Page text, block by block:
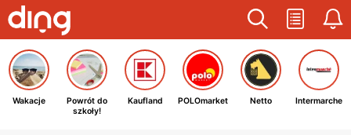
Wakacje
Powrót do
szkoły!
Kaufland POLOmarket Netto Intermarche